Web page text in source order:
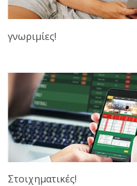
γνωριμίες!
Στοιχηματικές!